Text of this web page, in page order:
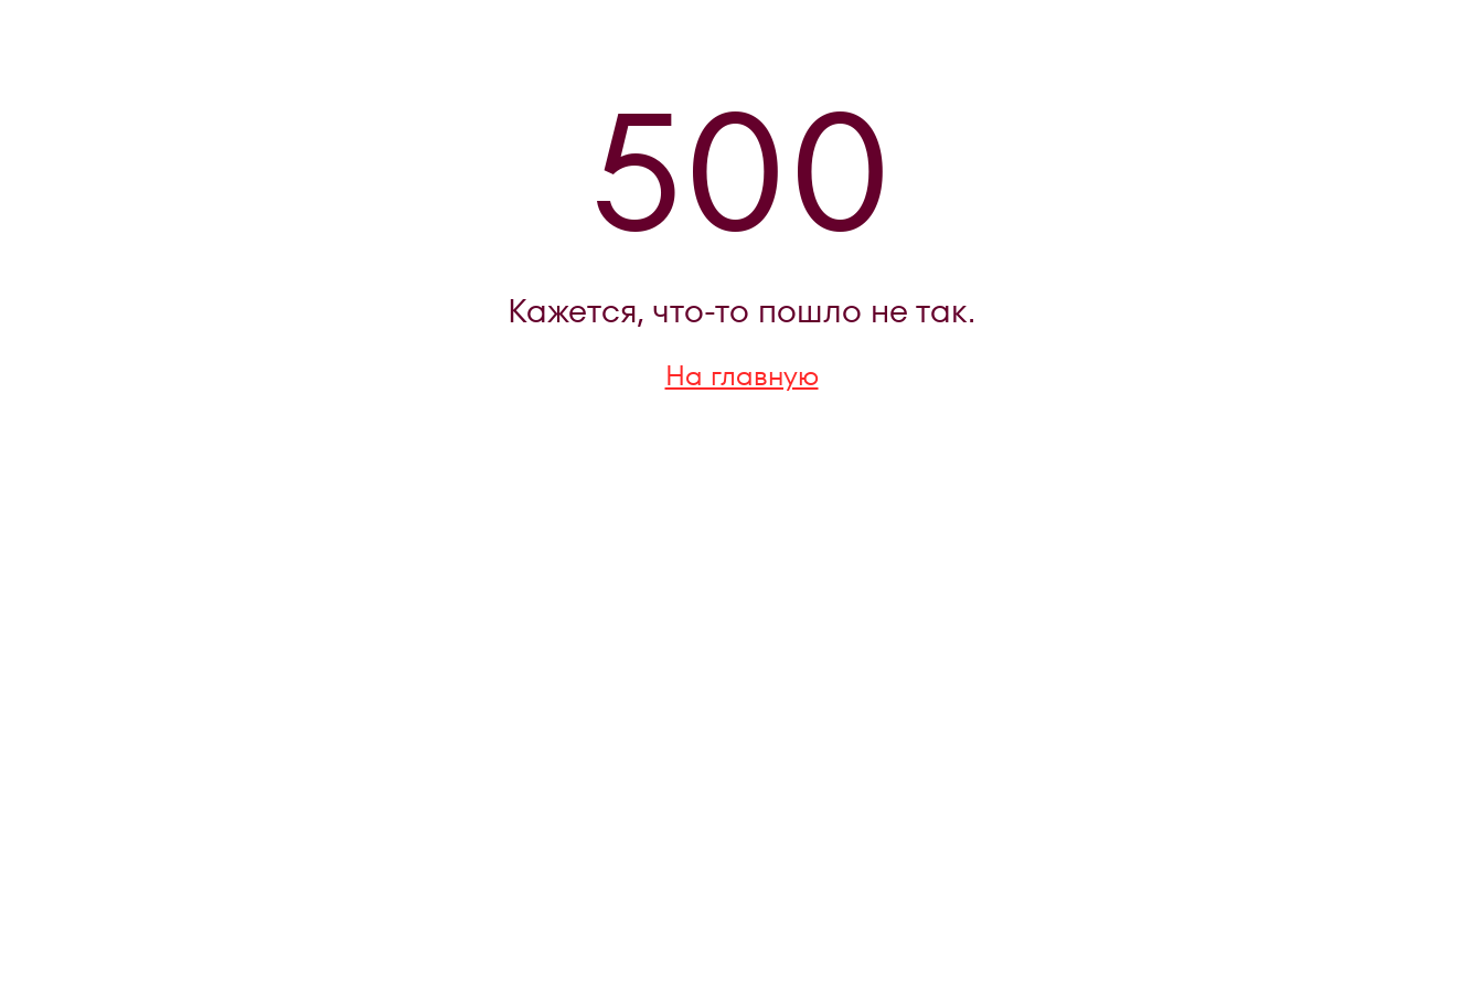
500
Кажется, что-то пошло не так.
На главную